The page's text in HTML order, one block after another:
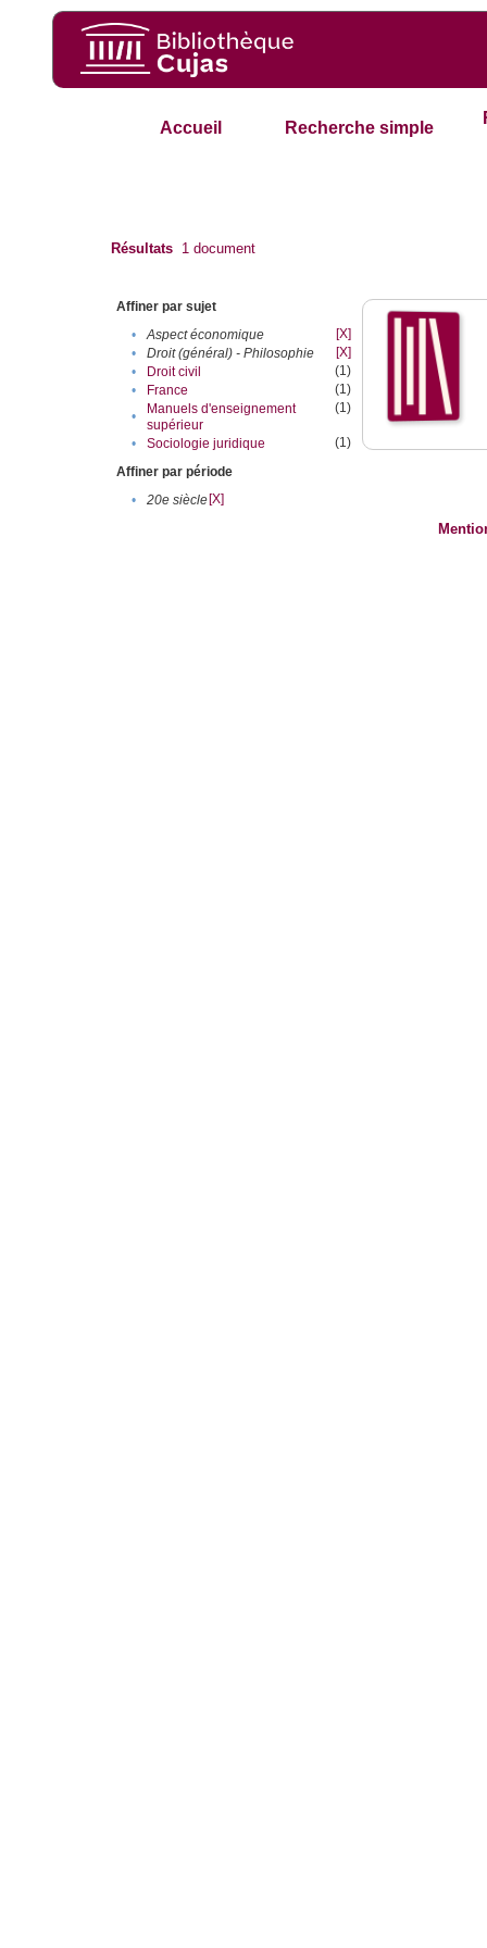
Accueil Recherche simple
Résultats 1 document
Affiner par sujet
•
Aspect économique
[X]
•
Droit (général) - Philosophie
[X]
•
Droit civil
(1)
•
France
(1)
•
Manuels d'enseignement
supérieur
(1)
• Sociologie juridique
(1)
Affiner par période
•
20e siècle[X]